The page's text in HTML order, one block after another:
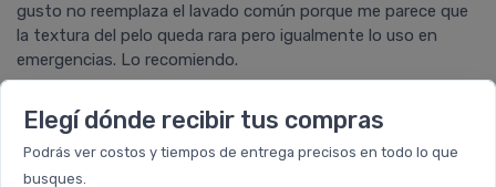
Elegí dónde recibir tus compras
Podrás ver costos y tiempos de entrega precisos en todo lo que
busques.
gusto no reemplaza el lavado común porque me parece que
la textura del pelo queda rara pero igualmente lo uso en
emergencias. Lo recomiendo.